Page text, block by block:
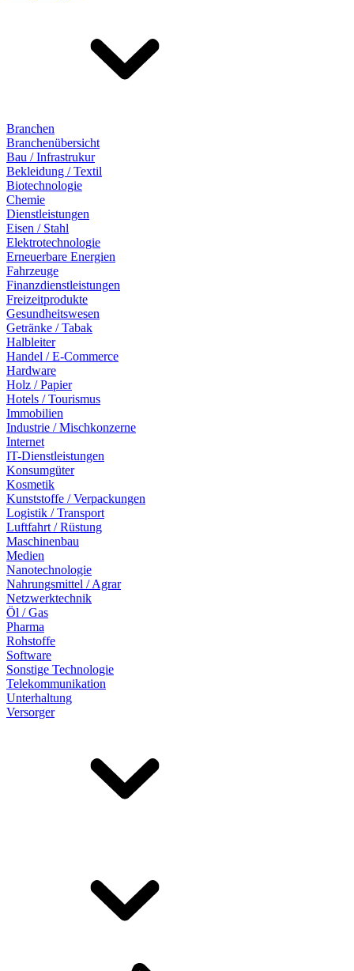
Branchen
Branchenübersicht
Bau / Infrastrukur
Bekleidung / Textil
Biotechnologie
Chemie
Dienstleistungen
Eisen / Stahl
Elektrotechnologie
Erneuerbare Energien
Fahrzeuge
Finanzdienstleistungen
Freizeitprodukte
Gesundheitswesen
Getränke / Tabak
Halbleiter
Handel / E-Commerce
Hardware
Holz / Papier
Hotels / Tourismus
Immobilien
Industrie / Mischkonzerne
Internet
IT-Dienstleistungen
Konsumgüter
Kosmetik
Kunststoffe / Verpackungen
Logistik / Transport
Luftfahrt / Rüstung
Maschinenbau
Medien
Nanotechnologie
Nahrungsmittel / Agrar
Netzwerktechnik
Öl / Gas
Pharma
Rohstoffe
Software
Sonstige Technologie
Telekommunikation
Unterhaltung
Versorger